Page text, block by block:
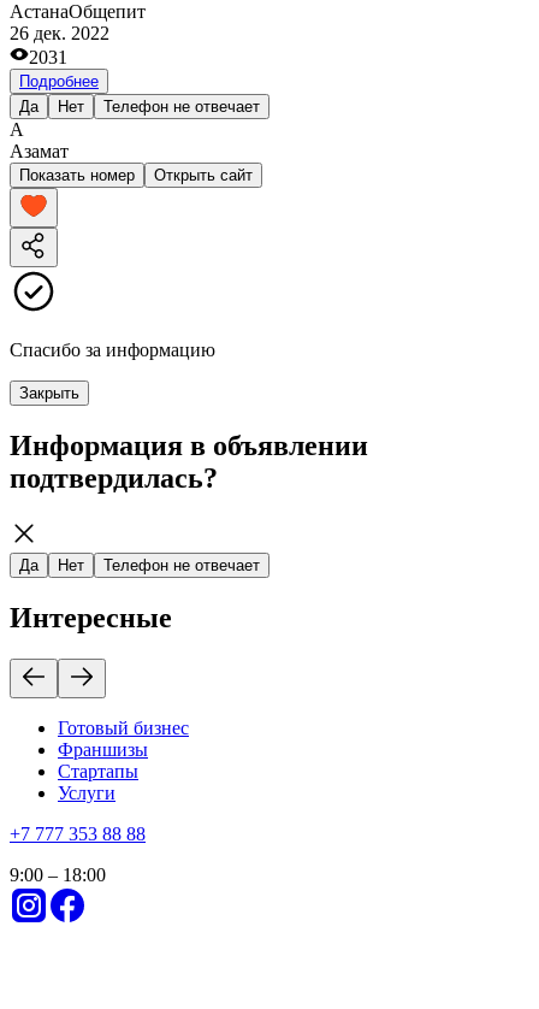
АстанаОбщепит
26 дек. 2022
2031
Подробнее
Да
Нет Телефон не отвечает
А
Азамат
Показать номер Открыть сайт
Спасибо за информацию
Закрыть
Информация в объявлении
подтвердилась?
Да Нет Телефон не отвечает
Интересные
Готовый бизнес
Франшизы
Стартапы
Услуги
+7 777 353 88 88
9:00 – 18:00